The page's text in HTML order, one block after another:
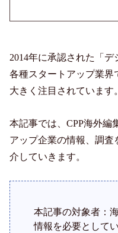
2014年に承認された「
各種スタートアップ業
大きく注目されています。
本記事では、CPP海外編
アップ企業の情報、調
介していきます。
本記事の対象者：
情報を必要として